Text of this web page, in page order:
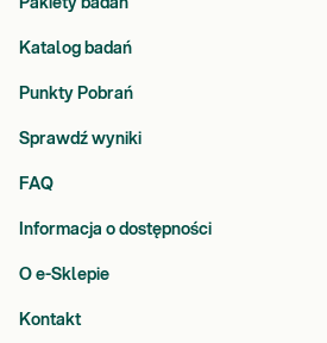
Katalog badań
Punkty Pobrań
Sprawdź wyniki
FAQ
Informacja o dostępności
O e-Sklepie
Kontakt